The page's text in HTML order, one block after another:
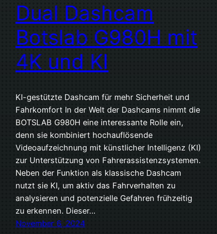
Dual Dashcam
Botslab G980H mit
4K und KI
KI-gestützte Dashcam für mehr Sicherheit und
Fahrkomfort In der Welt der Dashcams nimmt die
BOTSLAB G980H eine interessante Rolle ein,
denn sie kombiniert hochauflösende
Videoaufzeichnung mit künstlicher Intelligenz (KI)
zur Unterstützung von Fahrerassistenzsystemen.
Neben der Funktion als klassische Dashcam
nutzt sie KI, um aktiv das Fahrverhalten zu
analysieren und potenzielle Gefahren frühzeitig
zu erkennen. Dieser…
November 6, 2024